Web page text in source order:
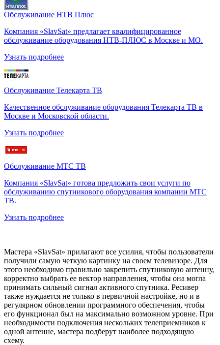
Обслуживание НТВ Плюс
Компания «SlavSat» предлагает квалифицированное
обслуживание оборудования НТВ-ПЛЮС в Москве и МО.
Узнать подробнее
Обслуживание Телекарта ТВ
Качественное обслуживание оборудования Телекарта ТВ в
Москве и Московской области.
Узнать подробнее
Обслуживание МТС ТВ
Компания «SlavSat» готова предложить свои услуги по
обслуживанию спутникового оборудования компании МТС
ТВ.
Узнать подробнее
Мастера «SlavSat» прилагают все усилия, чтобы пользователи
получили самую четкую картинку на своем телевизоре. Для
этого необходимо правильно закрепить спутниковую антенну,
корректно выбрать ее вектор направления, чтобы она могла
принимать сильный сигнал активного спутника. Ресивер
также нуждается не только в первичной настройке, но и в
регулярном обновлении программного обеспечения, чтобы
его функционал был на максимально возможном уровне. При
необходимости подключения нескольких телеприемников к
одной антенне, мастера подберут наиболее подходящую
схему.